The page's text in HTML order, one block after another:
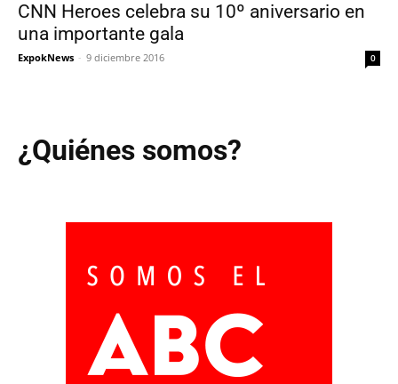
CNN Heroes celebra su 10º aniversario en
una importante gala
ExpokNews - 9 diciembre 2016 0
¿Quiénes somos?